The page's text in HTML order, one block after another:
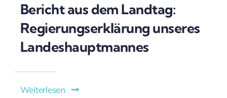
Bericht aus dem Landtag:
Regierungserklärung unseres
Landeshauptmannes
Weiterlesen